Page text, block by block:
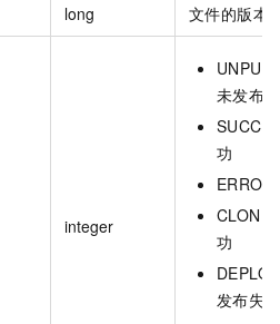
long 文件的版本
integer
未发布
功
功
发布失败